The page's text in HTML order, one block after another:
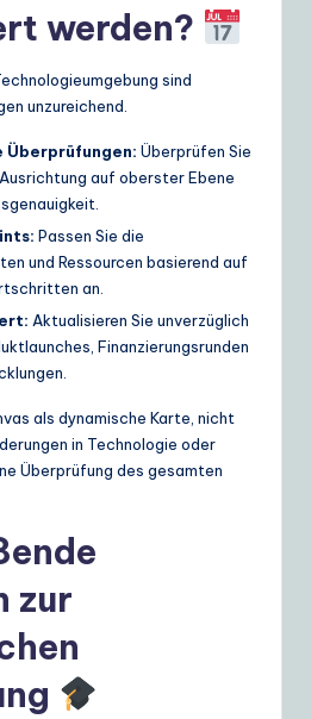
werden?
sind
unzureichend.
Überprüfen Sie
auf oberster Ebene
Passen Sie die
und Ressourcen basierend auf
an.
Aktualisieren Sie unverzüglich
Finanzierungsrunden
als dynamische Karte, nicht
in Technologie oder
Überprüfung des gesamten
zur